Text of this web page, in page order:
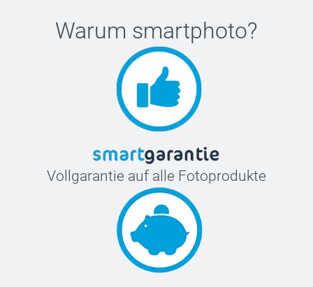
Warum smartphoto?
Vollgarantie auf alle Fotoprodukte